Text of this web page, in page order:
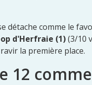
détache comme le
d'Herfraie (1)(3/10
la première place.
12